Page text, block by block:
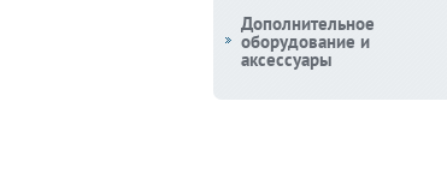
Дополнительное
оборудование и
аксессуары